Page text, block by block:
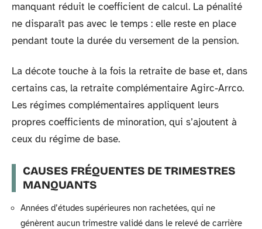
manquant réduit le coefficient de calcul. La pénalité
ne disparaît pas avec le temps : elle reste en place
pendant toute la durée du versement de la pension.
La décote touche à la fois la retraite de base et, dans
certains cas, la retraite complémentaire Agirc-Arrco.
Les régimes complémentaires appliquent leurs
propres coefficients de minoration, qui s’ajoutent à
ceux du régime de base.
CAUSES FRÉQUENTES DE TRIMESTRES
MANQUANTS
Années d’études supérieures non rachetées, qui ne
génèrent aucun trimestre validé dans le relevé de carrière